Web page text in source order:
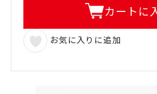
カートに
お気に入りに追加